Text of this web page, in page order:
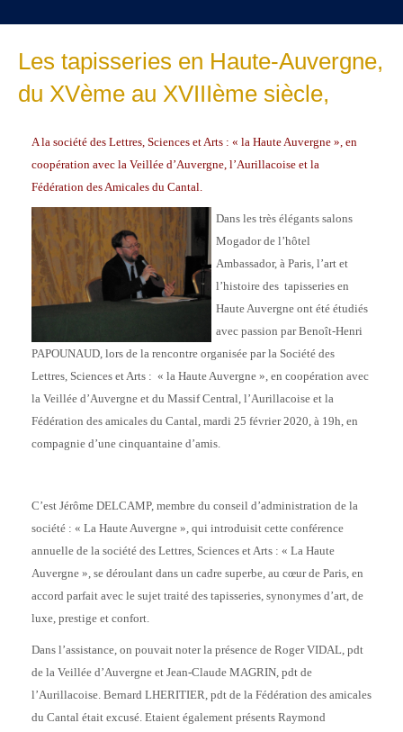
Les tapisseries en Haute-Auvergne,
du XVème au XVIIIème siècle,
A la société des Lettres, Sciences et Arts : « la Haute Auvergne », en
coopération avec la Veillée d’Auvergne, l’Aurillacoise et la
Fédération des Amicales du Cantal.
Dans les très élégants salons
Mogador de l’hôtel
Ambassador, à Paris, l’art et
l’histoire des tapisseries en
Haute Auvergne ont été étudiés
avec passion par Benoît-Henri
PAPOUNAUD, lors de la rencontre organisée par la Société des
Lettres, Sciences et Arts : « la Haute Auvergne », en coopération avec
la Veillée d’Auvergne et du Massif Central, l’Aurillacoise et la
Fédération des amicales du Cantal, mardi 25 février 2020, à 19h, en
compagnie d’une cinquantaine d’amis.
C’est Jérôme DELCAMP, membre du conseil d’administration de la
société : « La Haute Auvergne », qui introduisit cette conférence
annuelle de la société des Lettres, Sciences et Arts : « La Haute
Auvergne », se déroulant dans un cadre superbe, au cœur de Paris, en
accord parfait avec le sujet traité des tapisseries, synonymes d’art, de
luxe, prestige et confort.
Dans l’assistance, on pouvait noter la présence de Roger VIDAL, pdt
de la Veillée d’Auvergne et Jean-Claude MAGRIN, pdt de
l’Aurillacoise. Bernard LHERITIER, pdt de la Fédération des amicales
du Cantal était excusé. Etaient également présents Raymond